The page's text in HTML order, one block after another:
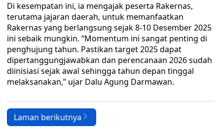
Di kesempatan ini, ia mengajak peserta Rakernas,
terutama jajaran daerah, untuk memanfaatkan
Rakernas yang berlangsung sejak 8-10 Desember 2025
ini sebaik mungkin. “Momentum ini sangat penting di
penghujung tahun. Pastikan target 2025 dapat
dipertanggungjawabkan dan perencanaan 2026 sudah
diinisiasi sejak awal sehingga tahun depan tinggal
melaksanakan,” ujar Dalu Agung Darmawan.
Laman berikutnya